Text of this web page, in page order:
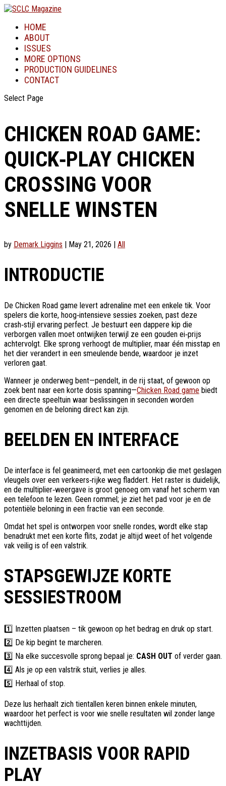
HOME
ABOUT
ISSUES
MORE OPTIONS
PRODUCTION GUIDELINES
CONTACT
Select Page
CHICKEN ROAD GAME:
QUICK‑PLAY CHICKEN
CROSSING VOOR
SNELLE WINSTEN
by Demark Liggins May 21, 2026 All
INTRODUCTIE
De Chicken Road game levert adrenaline met een enkele tik. Voor
spelers die korte, hoog‑intensieve sessies zoeken, past deze
crash‑stijl ervaring perfect. Je bestuurt een dappere kip die
verborgen vallen moet ontwijken terwijl ze een gouden ei‑prijs
achtervolgt. Elke sprong verhoogt de multiplier, maar één misstap en
het dier verandert in een smeulende bende, waardoor je inzet
verloren gaat.
Wanneer je onderweg bent—pendelt, in de rij staat, of gewoon op
zoek bent naar een korte dosis spanning—Chicken Road game biedt
een directe speeltuin waar beslissingen in seconden worden
genomen en de beloning direct kan zijn.
BEELDEN EN INTERFACE
De interface is fel geanimeerd, met een cartoonkip die met geslagen
vleugels over een verkeers‑rijke weg fladdert. Het raster is duidelijk,
en de multiplier‑weergave is groot genoeg om vanaf het scherm van
een telefoon te lezen. Geen rommel; je ziet het pad voor je en de
potentiële beloning in een fractie van een seconde.
Omdat het spel is ontworpen voor snelle rondes, wordt elke stap
benadrukt met een korte flits, zodat je altijd weet of het volgende
vak veilig is of een valstrik.
STAPSGEWIJZE KORTE
SESSIESTROOM
1️⃣ Inzetten plaatsen – tik gewoon op het bedrag en druk op start.
2️⃣ De kip begint te marcheren.
3️⃣ Na elke succesvolle sprong bepaal je: CASH OUT of verder gaan.
4️⃣ Als je op een valstrik stuit, verlies je alles.
5️⃣ Herhaal of stop.
Deze lus herhaalt zich tientallen keren binnen enkele minuten,
waardoor het perfect is voor wie snelle resultaten wil zonder lange
wachttijden.
INZETBASIS VOOR RAPID
PLAY